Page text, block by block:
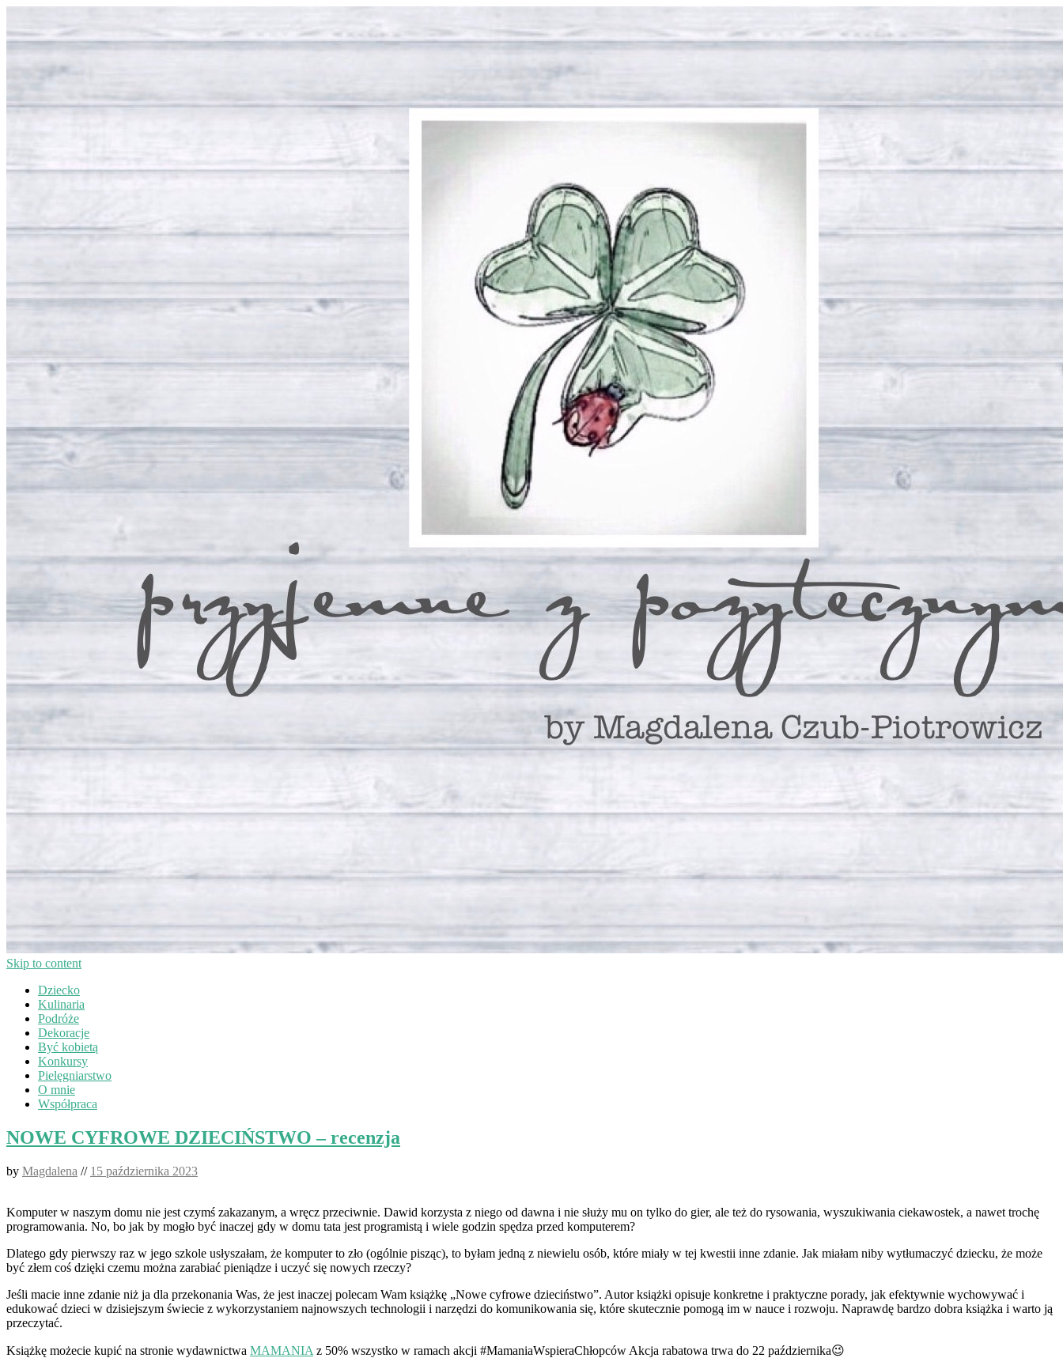
Skip to content
Dziecko
Kulinaria
Podróże
Dekoracje
Być kobietą
Konkursy
Pielęgniarstwo
O mnie
Współpraca
NOWE CYFROWE DZIECIŃSTWO – recenzja
by Magdalena // 15 października 2023
Komputer w naszym domu nie jest czymś zakazanym, a wręcz przeciwnie. Dawid korzysta z niego od dawna i nie służy mu on tylko do gier, ale też do rysowania, wyszukiwania ciekawostek, a nawet trochę
programowania. No, bo jak by mogło być inaczej gdy w domu tata jest programistą i wiele godzin spędza przed komputerem?
Dlatego gdy pierwszy raz w jego szkole usłyszałam, że komputer to zło (ogólnie pisząc), to byłam jedną z niewielu osób, które miały w tej kwestii inne zdanie. Jak miałam niby wytłumaczyć dziecku, że może
być złem coś dzięki czemu można zarabiać pieniądze i uczyć się nowych rzeczy?
Jeśli macie inne zdanie niż ja dla przekonania Was, że jest inaczej polecam Wam książkę „Nowe cyfrowe dzieciństwo”. Autor książki opisuje konkretne i praktyczne porady, jak efektywnie wychowywać i
edukować dzieci w dzisiejszym świecie z wykorzystaniem najnowszych technologii i narzędzi do komunikowania się, które skutecznie pomogą im w nauce i rozwoju. Naprawdę bardzo dobra książka i warto ją
przeczytać.
Książkę możecie kupić na stronie wydawnictwa MAMANIA z 50% wszystko w ramach akcji #MamaniaWspieraChłopców Akcja rabatowa trwa do 22 października😉